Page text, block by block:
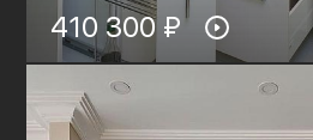
410 300 ₽